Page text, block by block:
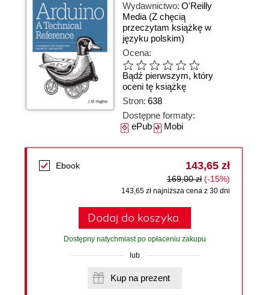
Wydawnictwo: O'Reilly
Media (Z chęcią
przeczytam książkę w
języku polskim)
Ocena:
Bądź pierwszym, który
oceni tę książkę
Stron: 638
Dostępne formaty:
ePubMobi
Ebook 143,65 zł
169,00 zł (-15%)
143,65 zł najniższa cena z 30 dni
Dodaj do koszyka
Dostępny natychmiast po opłaceniu zakupu
lub
Kup na prezent